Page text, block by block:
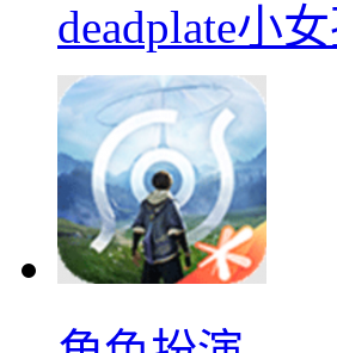
deadplate小